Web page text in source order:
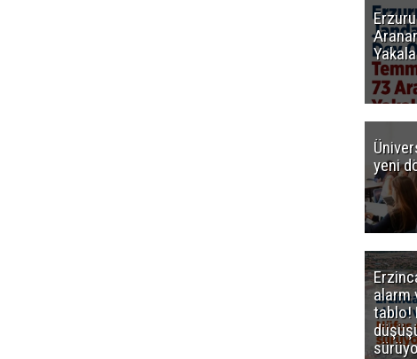
yeni
alarm
tablo!